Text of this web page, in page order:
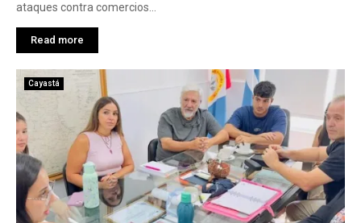
ataques contra comercios...
Read more
Cayastá